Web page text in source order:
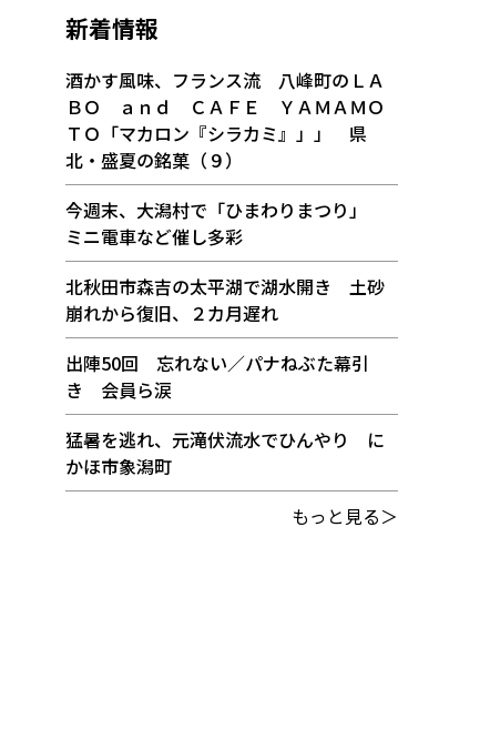
新着情報
酒かす風味、フランス流 八峰町のＬＡ
ＢＯ ａｎｄ ＣＡＦＥ ＹＡＭＡＭＯ
ＴＯ「マカロン『シラカミ』」」 県
北・盛夏の銘菓（９）
今週末、大潟村で「ひまわりまつり」
ミニ電車など催し多彩
北秋田市森吉の太平湖で湖水開き 土砂
崩れから復旧、２カ月遅れ
出陣50回 忘れない／パナねぶた幕引
き 会員ら涙
猛暑を逃れ、元滝伏流水でひんやり に
かほ市象潟町
もっと見る＞